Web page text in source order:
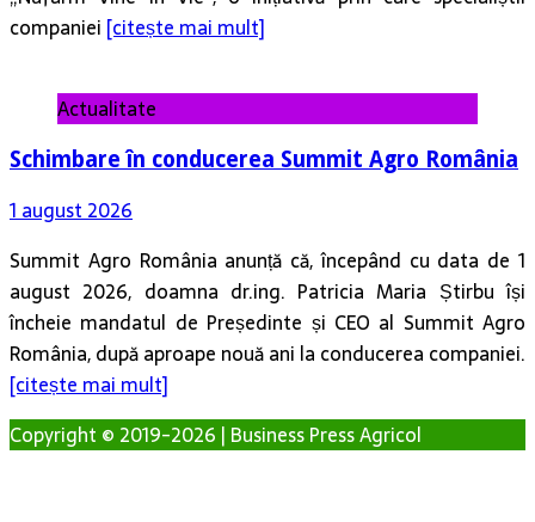
Schimbare în conducerea Summit Agro România
1 august 2026
Summit Agro România anunță că, începând cu data de 1
august 2026, doamna dr.ing. Patricia Maria Știrbu își
încheie mandatul de Președinte și CEO al Summit Agro
România, după aproape nouă ani la conducerea companiei.
[citește mai mult]
Copyright © 2019-2026 | Business Press Agricol